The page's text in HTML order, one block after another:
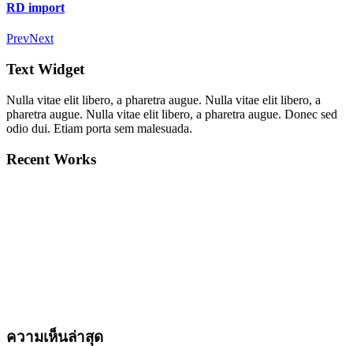
RD import
PrevNext
Text Widget
Nulla vitae elit libero, a pharetra augue. Nulla vitae elit libero, a
pharetra augue. Nulla vitae elit libero, a pharetra augue. Donec sed
odio dui. Etiam porta sem malesuada.
Recent Works
ความเห็นล่าสุด